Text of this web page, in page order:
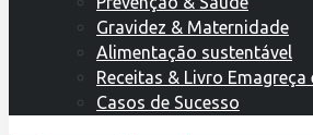
Gravidez & Maternidade
Alimentação sustentável
Receitas & Livro Emagreça
Casos de Sucesso